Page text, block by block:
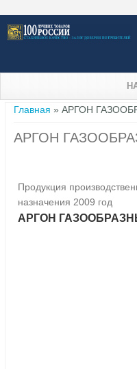
Вы здесь
Главная » АРГОН
АРГОН
Продукция
назначения 2009 год
АРГОН